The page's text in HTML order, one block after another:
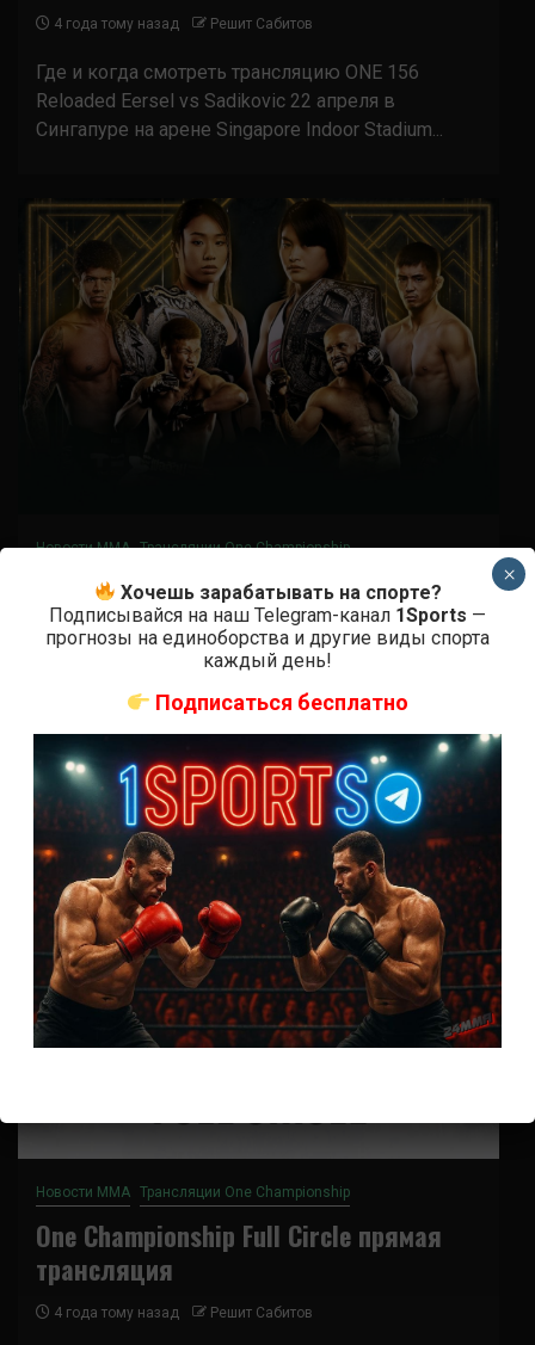
4 года тому назад Решит Сабитов
Где и когда смотреть трансляцию ONE 156
Reloaded Eersel vs Sadikovic 22 апреля в
Сингапуре на арене Singapore Indoor Stadium...
Новости ММА Трансляции One Championship
One Championship One X прямая
трансляция
Решит Сабитов
Где и когда смотреть трансляцию One
Championship One X 26 марта в Сингапуре
пройдет турнир лучшей азиатской лиги ONE: Х....
Новости ММА Трансляции One Championship
One Championship Full Circle прямая
трансляция
4 года тому назад Решит Сабитов
Хочешь зарабатывать на спорте?
Подписывайся на наш Telegram-канал 1Sports —
прогнозы на единоборства и другие виды спорта
каждый день!
Подписаться бесплатно
×